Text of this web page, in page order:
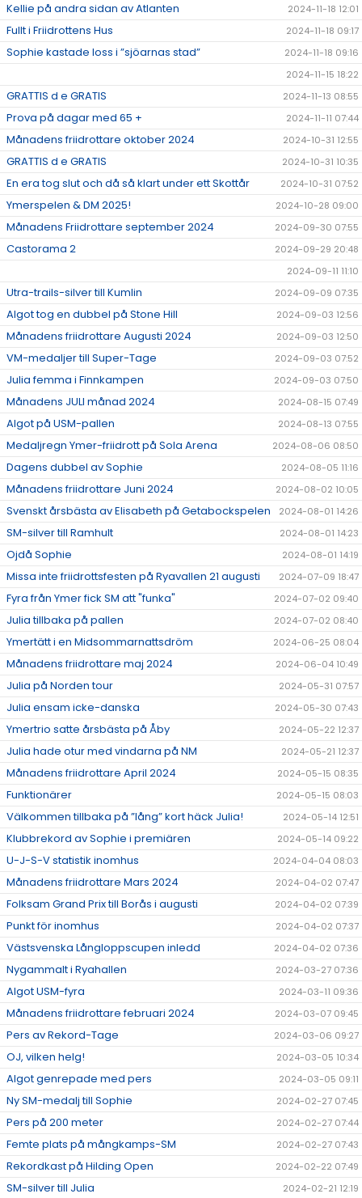
Kellie på andra sidan av Atlanten 2024-11-18 12:01
Fullt i Friidrottens Hus 2024-11-18 09:17
Sophie kastade loss i ”sjöarnas stad”
2024-11-18 09:16
2024-11-15 18:22
GRATTIS d e GRATIS 2024-11-13 08:55
Prova på dagar med 65 + 2024-11-11 07:44
Månadens friidrottare oktober 2024 2024-10-31 12:55
GRATTIS d e GRATIS 2024-10-31 10:35
En era tog slut och då så klart under ett Skottår 2024-10-31 07:52
Ymerspelen & DM 2025! 2024-10-28 09:00
Månadens Friidrottare september 2024 2024-09-30 07:55
Castorama 2
2024-09-29 20:48
2024-09-11 11:10
Utra-trails-silver till Kumlin 2024-09-09 07:35
Algot tog en dubbel på Stone Hill 2024-09-03 12:56
Månadens friidrottare Augusti 2024 2024-09-03 12:50
VM-medaljer till Super-Tage 2024-09-03 07:52
Julia femma i Finnkampen 2024-09-03 07:50
Månadens JULI månad 2024 2024-08-15 07:49
Algot på USM-pallen 2024-08-13 07:55
Medaljregn Ymer-friidrott på Sola Arena 2024-08-06 08:50
Dagens dubbel av Sophie 2024-08-05 11:16
Månadens friidrottare Juni 2024 2024-08-02 10:05
Svenskt årsbästa av Elisabeth på Getabockspelen 2024-08-01 14:26
SM-silver till Ramhult 2024-08-01 14:23
Ojdå Sophie 2024-08-01 14:19
Missa inte friidrottsfesten på Ryavallen 21 augusti 2024-07-09 18:47
Fyra från Ymer fick SM att "funka" 2024-07-02 09:40
Julia tillbaka på pallen 2024-07-02 08:40
Ymertätt i en Midsommarnattsdröm 2024-06-25 08:04
Månadens friidrottare maj 2024 2024-06-04 10:49
Julia på Norden tour 2024-05-31 07:57
Julia ensam icke-danska 2024-05-30 07:43
Ymertrio satte årsbästa på Åby 2024-05-22 12:37
Julia hade otur med vindarna på NM 2024-05-21 12:37
Månadens friidrottare April 2024 2024-05-15 08:35
Funktionärer 2024-05-15 08:03
Välkommen tillbaka på ”lång” kort häck Julia! 2024-05-14 12:51
Klubbrekord av Sophie i premiären 2024-05-14 09:22
U-J-S-V statistik inomhus 2024-04-04 08:03
Månadens friidrottare Mars 2024 2024-04-02 07:47
Folksam Grand Prix till Borås i augusti 2024-04-02 07:39
Punkt för inomhus 2024-04-02 07:37
Västsvenska Långloppscupen inledd 2024-04-02 07:36
Nygammalt i Ryahallen 2024-03-27 07:36
Algot USM-fyra 2024-03-11 09:36
Månadens friidrottare februari 2024 2024-03-07 09:45
Pers av Rekord-Tage 2024-03-06 09:27
OJ, vilken helg! 2024-03-05 10:34
Algot genrepade med pers 2024-03-05 09:11
Ny SM-medalj till Sophie 2024-02-27 07:45
Pers på 200 meter 2024-02-27 07:44
Femte plats på mångkamps-SM 2024-02-27 07:43
Rekordkast på Hilding Open 2024-02-22 07:49
SM-silver till Julia 2024-02-21 12:19